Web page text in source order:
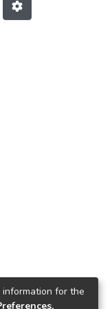
for the